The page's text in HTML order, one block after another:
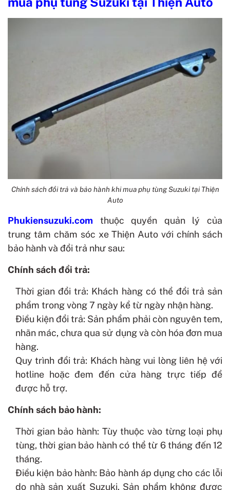
Chính sách đổi trả và bảo hành khi mua phụ tùng Suzuki tại Thiện
Auto
Phukiensuzuki.com thuộc quyền quản lý của
trung tâm chăm sóc xe Thiện Auto với chính sách
bảo hành và đổi trả như sau:
Chính sách đổi trả:
Thời gian đổi trả: Khách hàng có thể đổi trả sản
phẩm trong vòng 7 ngày kể từ ngày nhận hàng.
Điều kiện đổi trả: Sản phẩm phải còn nguyên tem,
nhãn mác, chưa qua sử dụng và còn hóa đơn mua
hàng.
Quy trình đổi trả: Khách hàng vui lòng liên hệ với
hotline hoặc đem đến cửa hàng trực tiếp để
được hỗ trợ.
Chính sách bảo hành:
Thời gian bảo hành: Tùy thuộc vào từng loại phụ
tùng, thời gian bảo hành có thể từ 6 tháng đến 12
tháng.
Điều kiện bảo hành: Bảo hành áp dụng cho các lỗi
do nhà sản xuất Suzuki. Sản phẩm không được